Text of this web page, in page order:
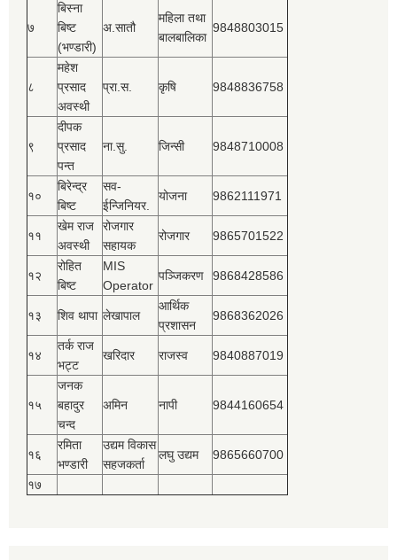
७
बिस्‍ना
बिष्‍ट
(भण्डारी)
अ.सातौ
महिला तथा
बालबालिका
9848803015
८
महेश
प्रसाद
अवस्थी
प्रा.स. कृषि 9848836758
९
दीपक
प्रसाद
पन्त
ना.सु. जिन्सी 9848710008
१०
बिरेन्द्र
बिष्‍ट
सव-
ईन्जिनियर.
योजना 9862111971
११
खेम राज
अवस्थी
रोजगार
सहायक
रोजगार 9865701522
१२
रोहित
बिष्‍ट
MIS
Operator
पञ्‍जिकरण 9868428586
१३ शिव थापा लेखापाल
आर्थिक
प्रशासन
9868362026
१४
तर्क राज
भट्ट
खरिदार राजस्‍व 9840887019
१५
जनक
बहादुर
चन्द
अमिन नापी 9844160654
१६
रमिता
भण्डारी
उद्यम विकास
सहजकर्ता
लघु उद्यम 9865660700
१७